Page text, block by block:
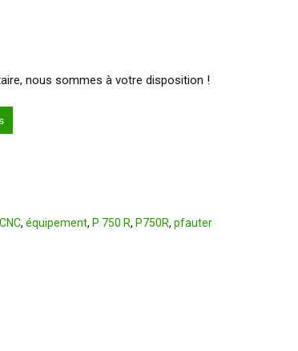
nous sommes à votre disposition !
, équipement, P 750 R, P750R, pfauter